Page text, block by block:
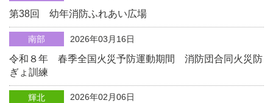
第38回 幼年消防ふれあい広場
南部 2026年03月16日
令和８年 春季全国火災予防運動期間 消防団合同火災防
ぎょ訓練
輝北 2026年02月06日